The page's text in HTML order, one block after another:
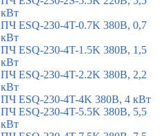
кВт
ПЧ ESQ-230-4T-0.7K 380В, 0,7
кВт
ПЧ ESQ-230-4T-1.5K 380В, 1,5
кВт
ПЧ ESQ-230-4T-2.2K 380В, 2,2
кВт
ПЧ ESQ-230-4T-4K 380В, 4 кВт
ПЧ ESQ-230-4T-5.5K 380В, 5,5
кВт